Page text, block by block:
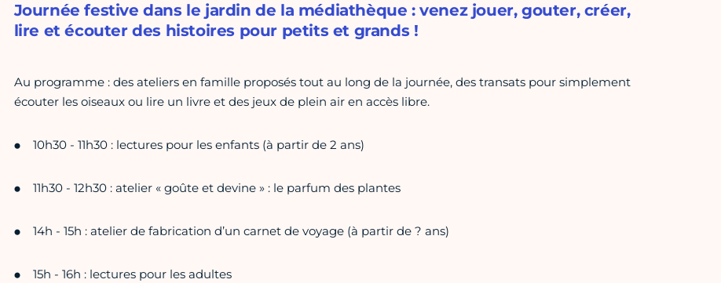
Journée festive dans le jardin de la médiathèque : venez jouer, gouter, créer,
lire et écouter des histoires pour petits et grands !
Au programme : des ateliers en famille proposés tout au long de la journée, des transats pour simplement
écouter les oiseaux ou lire un livre et des jeux de plein air en accès libre.
10h30 - 11h30 : lectures pour les enfants (à partir de 2 ans)
11h30 - 12h30 : atelier « goûte et devine » : le parfum des plantes
14h - 15h : atelier de fabrication d’un carnet de voyage (à partir de ? ans)
15h - 16h : lectures pour les adultes